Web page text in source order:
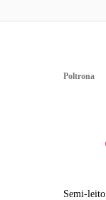
Poltrona
Semi-leito